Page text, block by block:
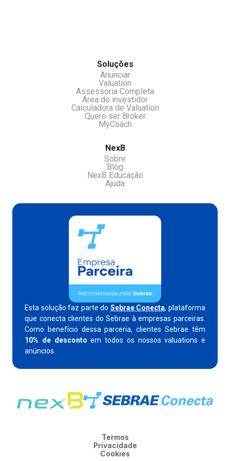
Soluções
Anunciar
Valuation
Assessoria Completa
Área do investidor
Calculadora de Valuation
Quero ser Broker
MyCoach
NexB
Sobre
Blog
NexB Educação
Ajuda
Esta solução faz parte do Sebrae Conecta, plataforma
que conecta clientes do Sebrae à empresas parceiras.
Como benefício dessa parceria, clientes Sebrae têm
10% de desconto em todos os nossos valuations e
anúncios.
Termos
Privacidade
Cookies